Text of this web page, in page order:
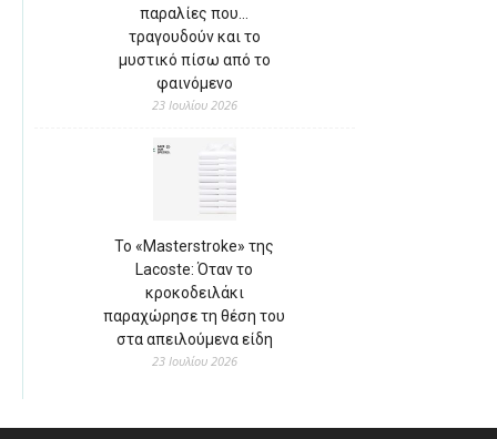
παραλίες που…
τραγουδούν και το
μυστικό πίσω από το
φαινόμενο
23 Ιουλίου 2026
Το «Masterstroke» της
Lacoste: Όταν το
κροκοδειλάκι
παραχώρησε τη θέση του
στα απειλούμενα είδη
23 Ιουλίου 2026